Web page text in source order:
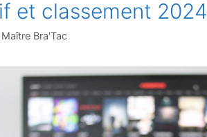
et classement 2024
Maître Bra'Tac